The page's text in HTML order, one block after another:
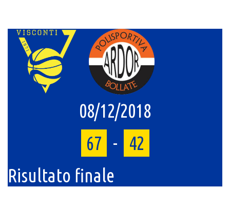
08/12/2018
67 -
42
Risultato finale